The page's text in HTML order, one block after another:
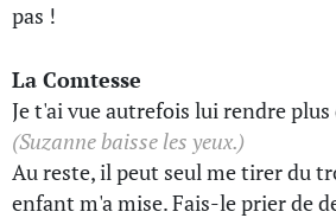
pas !
La Comtesse
Je t'ai vue autrefois lui rendre plus
(Suzanne baisse les yeux.)
Au reste, il peut seul me tirer du
enfant m'a mise. Fais-le prier de